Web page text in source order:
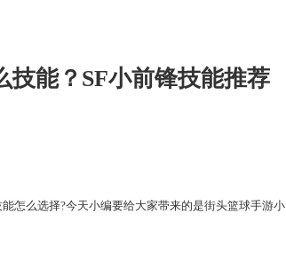
技能？SF小前锋技能推荐
怎么选择?今天小编要给大家带来的是街头篮球手游小